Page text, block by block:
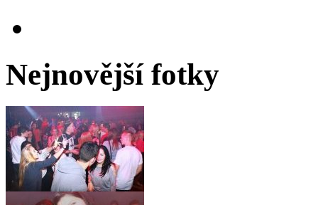
Nejnovější fotky